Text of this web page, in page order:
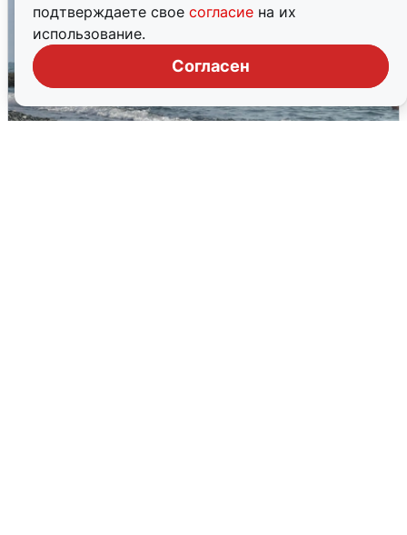
подтверждаете свое согласие на их
использование.
Согласен